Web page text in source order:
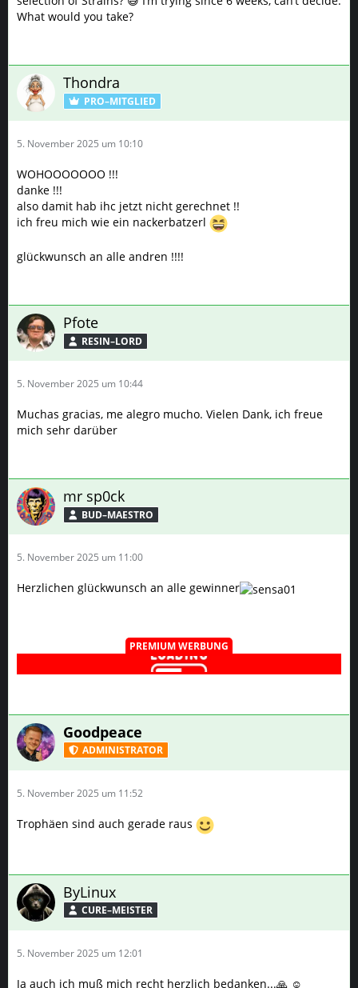
What would you take?
Thondra
PRO–MITGLIED
5. November 2025 um 10:10
WOHOOOOOOO !!!
danke !!!
also damit hab ihc jetzt nicht gerechnet !!
ich freu mich wie ein nackerbatzerl
glückwunsch an alle andren !!!!
Pfote
RESIN–LORD
5. November 2025 um 10:44
Muchas gracias, me alegro mucho. Vielen Dank, ich freue
mich sehr darüber
mr sp0ck
BUD–MAESTRO
5. November 2025 um 11:00
Herzlichen glückwunsch an alle gewinner
PREMIUM WERBUNG
Goodpeace
ADMINISTRATOR
5. November 2025 um 11:52
Trophäen sind auch gerade raus
ByLinux
CURE–MEISTER
5. November 2025 um 12:01
Ja auch ich muß mich recht herzlich bedanken...🙏 ☺️